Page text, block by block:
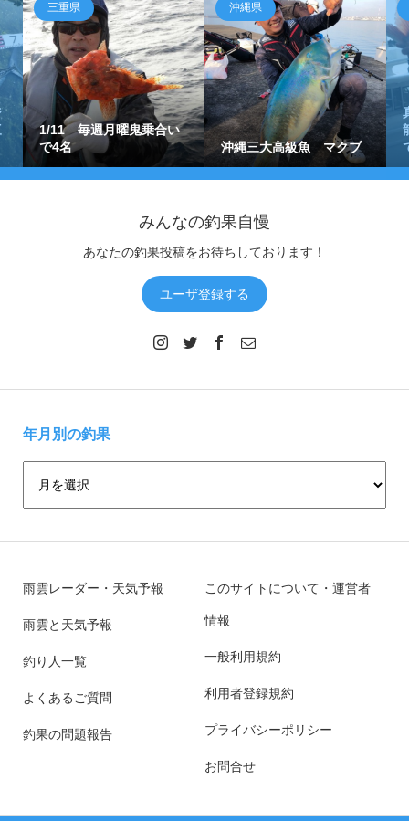
三重県
1/11 毎週月曜鬼乗合い
で4名
沖縄県
沖縄三大高級魚 マクブ
みんなの釣果自慢
あなたの釣果投稿をお待ちしております！
ユーザ登録する
年月別の釣果
雨雲レーダー・天気予報
雨雲と天気予報
釣り人一覧
よくあるご質問
釣果の問題報告
このサイトについて・運営者
情報
一般利用規約
利用者登録規約
プライバシーポリシー
お問合せ